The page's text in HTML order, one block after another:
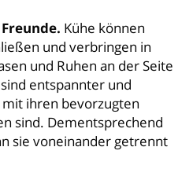
Kühe können
und verbringen in
und Ruhen an der Seite
entspannter und
ihren bevorzugten
sind. Dementsprechend
sie voneinander getrennt